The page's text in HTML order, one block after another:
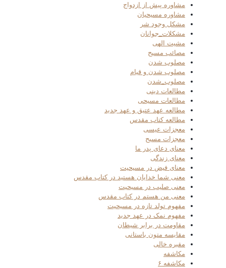
مشاوره پیش از ازدواج
مشاوره مسیحیان
مشکل وجود شر
مشکلات_جوانان
مشیت الهی
مصائب مسیح
مصلوب شدن
مصلوب شدن و قیام
مصلوب_شدن
مطالعات دینی
مطالعات مسیحی
مطالعه عهد عتیق و عهد جدید
مطالعه کتاب مقدس
معجزات عیسی
معجزات مسیح
معنای دعای پدر ما
معنای زندگی
معنای فیض در مسیحیت
معنی شما خدایان هستید در کتاب مقدس
معنی صلیب در مسیحیت
معنی من هستم در کتاب مقدس
مفهوم تولد تازه در مسیحیت
مفهوم نمک در عهد جدید
مقاومت در برابر شیطان
مقایسه متون باستانی
مقبره خالی
مکاشفه
مکاشفه ۶